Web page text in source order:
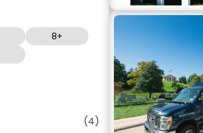
8+
(4)